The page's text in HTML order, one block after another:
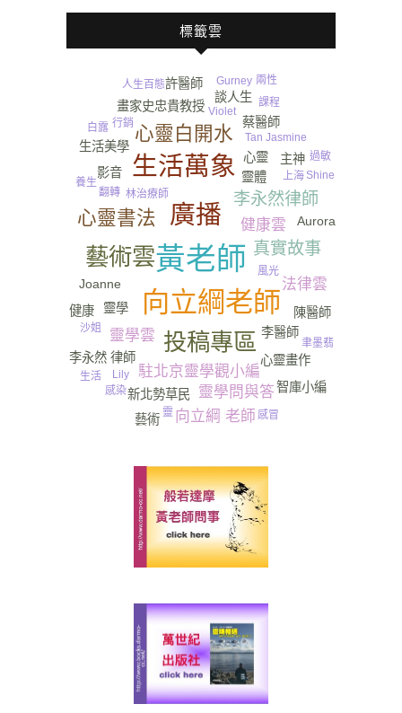
標籤雲
黃老師
向立綱老師
廣播
生活萬象
投稿專區
藝術雲
心靈白開水
心靈書法
李永然律師
真實故事
健康雲
靈學問與答
駐北京靈學觀小編
靈學雲
向立綱 老師
法律雲
心靈
李醫師
靈體
畫家史忠貴教授
Joanne
新北勢草民
靈學
蔡醫師
心靈畫作
主神
李永然 律師
影音
談人生
生活美學
Aurora
健康 陳醫師
藝術
許醫師
智庫小編
林治療師
養生
Tan Jasmine
上海
Lily
白露
翻轉
沙姐
聿墨翡
風光
生活
課程
人生百態
Shine
Gurney​
過敏
靈
Violet
感冒
感染
行銷
兩性